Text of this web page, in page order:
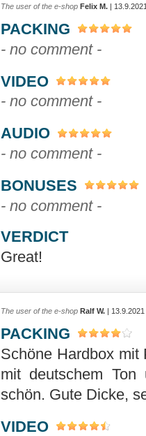
The user of the e-shop Felix M. |
PACKING
- no comment -
VIDEO
- no comment -
AUDIO
- no comment -
BONUSES
- no comment -
VERDICT
Great!
The user of the e-shop Ralf W. |
PACKING
Schöne Hardbox mit
mit deutschem
schön. Gute Dicke,
VIDEO